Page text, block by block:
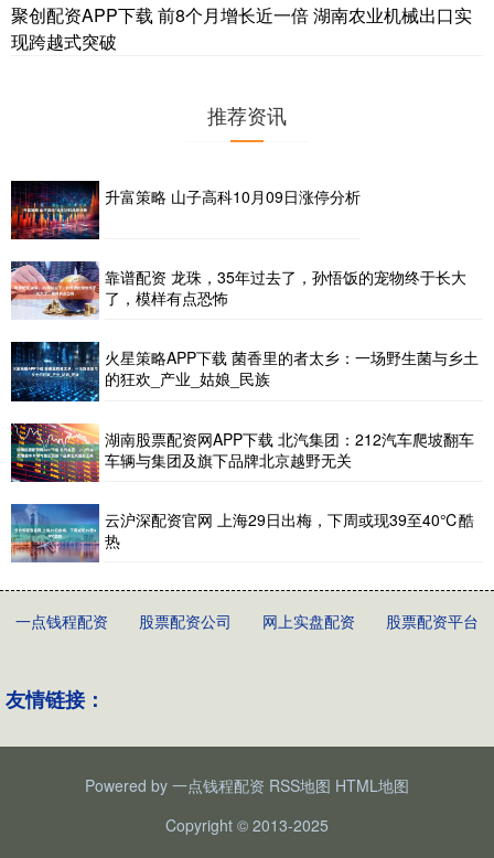
聚创配资APP下载 前8个月增长近一倍 湖南农业机械出口实
现跨越式突破
推荐资讯
升富策略 山子高科10月09日涨停分析
靠谱配资 龙珠，35年过去了，孙悟饭的宠物终于长大
了，模样有点恐怖
火星策略APP下载 菌香里的者太乡：一场野生菌与乡土
的狂欢_产业_姑娘_民族
湖南股票配资网APP下载 北汽集团：212汽车爬坡翻车
车辆与集团及旗下品牌北京越野无关
云沪深配资官网 上海29日出梅，下周或现39至40℃酷
热
一点钱程配资 股票配资公司 网上实盘配资 股票配资平台
友情链接：
Powered by 一点钱程配资 RSS地图 HTML地图
Copyright © 2013-2025